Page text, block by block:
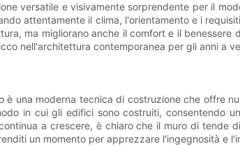
versatile e visivamente sorprendente per il
attentamente il clima, l'orientamento e i
ma migliorano anche il comfort e il
nell'architettura contemporanea per gli anni a
è una moderna tecnica di costruzione che offre
in cui gli edifici sono costruiti, consentendo
a crescere, è chiaro che il muro di
un momento per apprezzare l'ingegnosità e